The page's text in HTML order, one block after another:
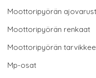
Moottoripyörän
Moottoripyörän renkaat
Moottoripyörän
Mp-osat